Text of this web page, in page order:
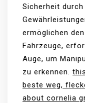
Sicherheit durch
ermöglichen
Fahrzeuge,
Auge, um
zu erkennen.
beste weg,
about cornelia